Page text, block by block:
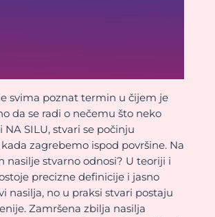
svima poznat termin u čijem je
da se radi o nečemu što neko
NA SILU, stvari se počinju
zagrebemo ispod površine. Na
nasilje stvarno odnosi? U teoriji i
precizne definicije i jasno
nasilja, no u praksi stvari postaju
Zamršena zbilja nasilja